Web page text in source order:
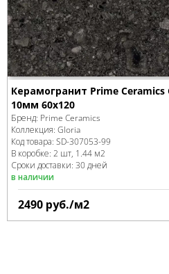
Керамогранит Prime Ceramics
10мм 60x120
Бренд: Prime Ceramics
Коллекция: Gloria
Код товара: SD-307053-99
В коробке: 2 шт, 1.44 м2
Сроки доставки: 30 дней
в наличии
2490 руб./м2